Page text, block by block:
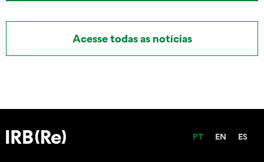
Acesse todas as notícias
PT EN ES